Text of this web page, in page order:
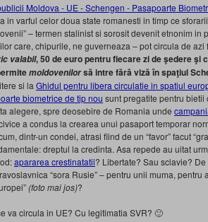
in varful celor doua state romanesti in timp ce
– termen stalinist si sorosit devenit etnonim in
care, chipurile, ne guverneaza – pot circula de azi
valabil, 50 de euro pentru fiecare zi de şedere şi
moldovenilorsă intre fără viză în spaţiul
si la Ghidul pentru libera circulatie in spatiul
biometrice de tip nou sunt pregatite pentru
alegere, spre deosebire de Romania unde
a condus la crearea unui pasaport temporar
dintr-un condei, atrasi fiind de un “favor” facut
dreptul la credinta. Asa repede au uitat
apararea crestinatatii? Libertate? Sau sclavie?
“sora Rusie” – pentru unii muma, pentru
(foto mai jos)?
va circula in UE? Cu legitimatia SVR? 🙂